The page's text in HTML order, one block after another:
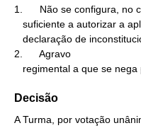
1.      Não se configura, no
2.      Agravo
regimental a que se
Decisão
A Turma, por votação